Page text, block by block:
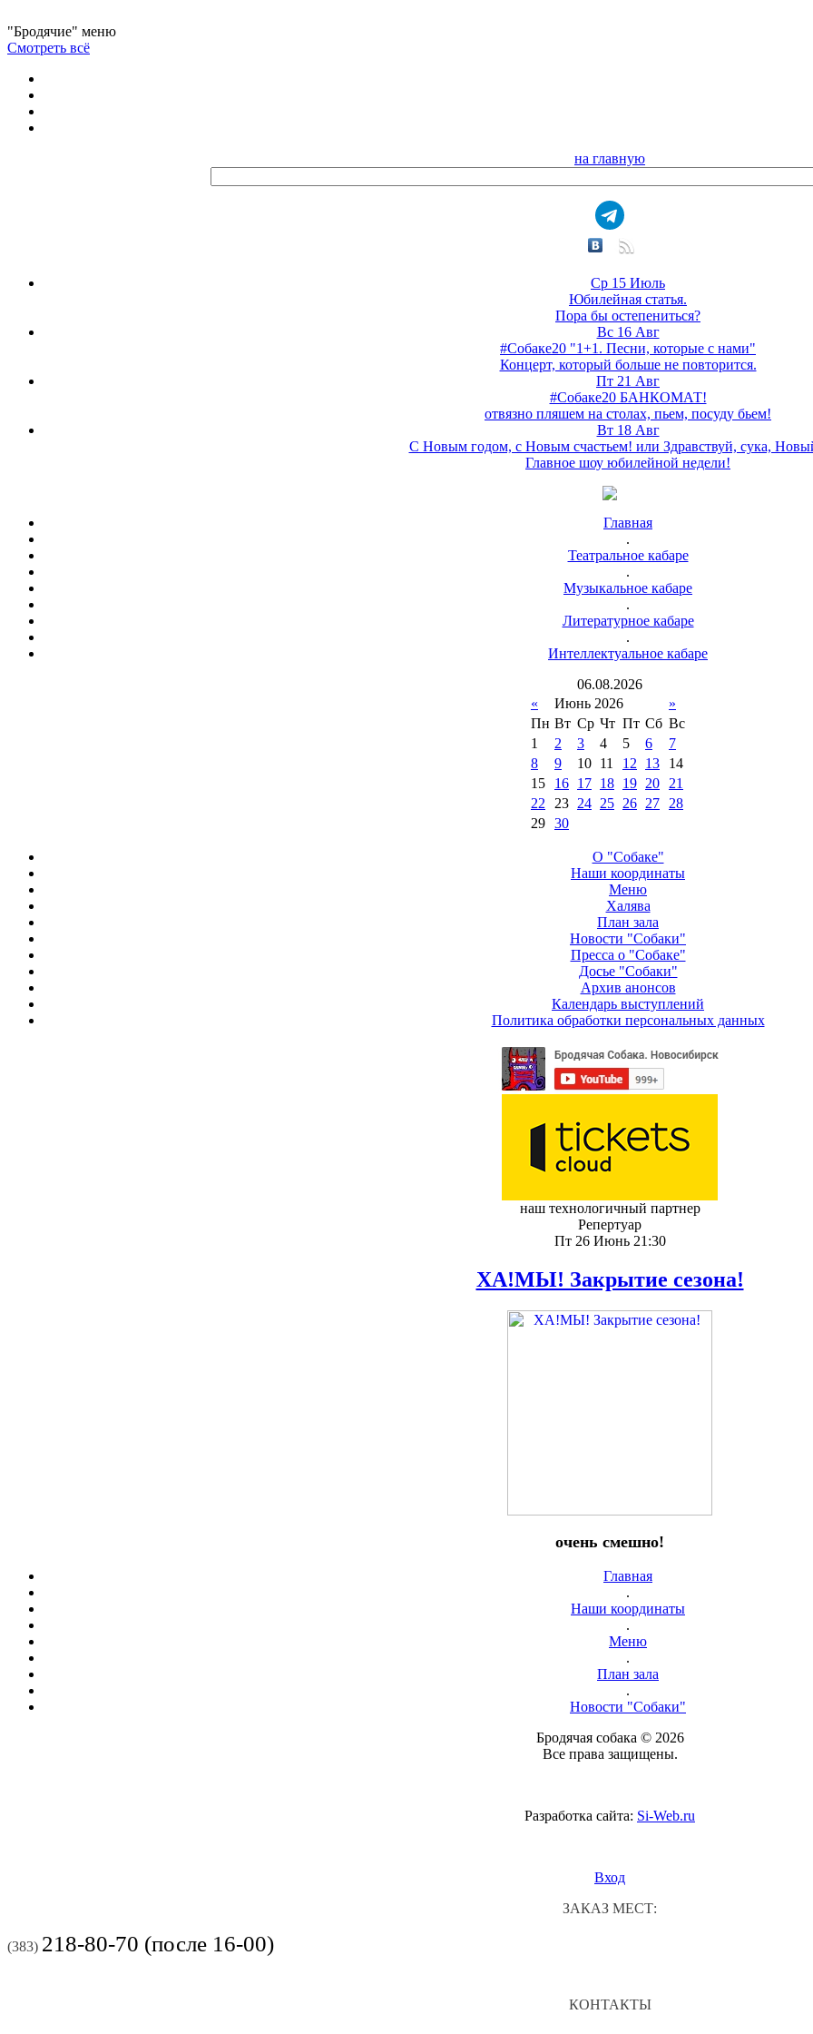
"Бродячие" меню
Смотреть всё
на главную
Ср 15 Июль
Юбилейная статья.
Пора бы остепениться?
Вс 16 Авг
#Собаке20 "1+1. Песни, которые с нами"
Концерт, который больше не повторится.
Пт 21 Авг
#Собаке20 БАНКОМАТ!
отвязно пляшем на столах, пьем, посуду бьем!
Вт 18 Авг
С Новым годом, с Новым счастьем! или Здравствуй, сука,
Главное шоу юбилейной недели!
Главная
.
Театральное кабаре
.
Музыкальное кабаре
.
Литературное кабаре
.
Интеллектуальное кабаре
06.08.2026
«
Июнь 2026
»
Пн Вт Ср Чт Пт Сб Вс
1
2 3 4 5 6
7
8
9 10 11 12 13
14
15
16 17 18 19 20
21
22
23 24 25 26 27
28
29 30
О "Собаке"
Наши координаты
Меню
Халява
План зала
Новости "Собаки"
Пресса о "Собаке"
Досье "Собаки"
Архив анонсов
Календарь выступлений
Политика обработки персональных данных
наш технологичный партнер
Репертуар
Пт 26 Июнь 21:30
ХА!МЫ! Закрытие сезона!
очень смешно!
Главная
.
Наши координаты
.
Меню
.
План зала
.
Новости "Собаки"
Бродячая собака © 2026
Все права защищены.
Разработка сайта: Si-Web.ru
Вход
ЗАКАЗ МЕСТ:
(383) 218-80-70 (после 16-00)
КОНТАКТЫ